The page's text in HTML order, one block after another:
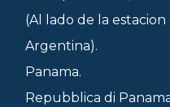
(Al lado de la
Argentina).
Panama.
Repubblica di